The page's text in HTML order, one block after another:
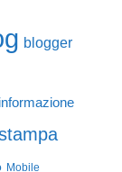
blogger
informazione
Mobile